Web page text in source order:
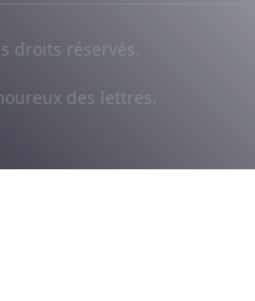
droits réservés.
des lettres.